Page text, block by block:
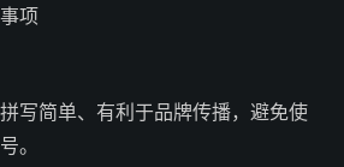
项
写简单、有利于品牌传播，避免使
。